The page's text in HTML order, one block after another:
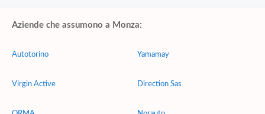
Aziende che assumono a Monza:
Autotorino
Virgin Active
Yamamay
Direction Sas